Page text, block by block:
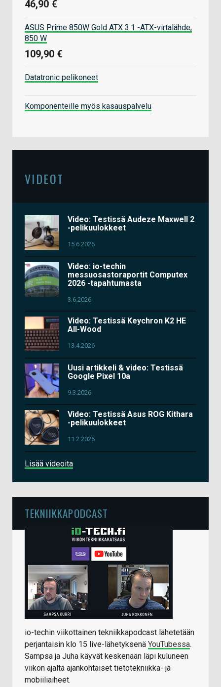
46,90 €
ASUS Prime 850W Gold ATX 3.1 -ATX-virtalähde,
850 W
109,90 €
Datatronic pelikoneet
Komponenteille myös kasauspalvelu
VIDEOT
Video: Testissä Audeze Maxwell 2
-pelikuulokkeet
15.6.2026
Video: io-techin
messuosastoraportit Computex
2026 -tapahtumasta
3.6.2026
Video: Testissä Keychron K2 HE
All-Wood
13.4.2026
Uusi artikkeli & video: Testissä
Google Pixel 10a
9.3.2026
Video: Testissä Asus ROG Kithara
-pelikuulokkeet
11.2.2026
Lisää videoita
TEKNIIKKAPODCAST
io-techin viikottainen tekniikkapodcast lähetetään
perjantaisin klo 15 live-lähetyksenä YouTubessa.
Sampsa ja Juha käyvät keskenään läpi kuluneen
viikon ajalta ajankohtaiset tietotekniikka- ja
mobiiliaiheet.